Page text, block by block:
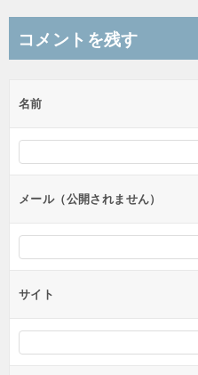
ビ
ー
シ
ョ
ン
コメントを残す
名前
メール（公開されません）
サイト